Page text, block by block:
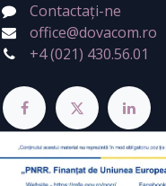
Contactați-ne
office@dovacom.ro
+4 (021) 430.56.01